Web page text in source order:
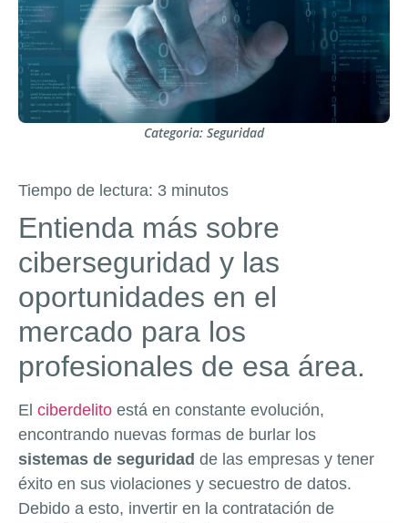
Categoria: Seguridad
Tiempo de lectura: 3 minutos
Entienda más sobre
ciberseguridad y las
oportunidades en el
mercado para los
profesionales de esa área.
El ciberdelito está en constante evolución,
encontrando nuevas formas de burlar los
sistemas de seguridad de las empresas y tener
éxito en sus violaciones y secuestro de datos.
Debido a esto, invertir en la contratación de